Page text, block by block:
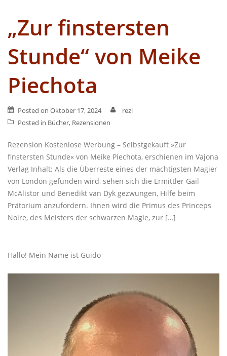
„Zur finstersten
Stunde“ von Meike
Piechota
Posted on Oktober 17, 2024
rezi
Posted in Bücher, Rezensionen
Rezension Kostenlose Werbung – Selbstgekauft »Zur
finstersten Stunde« von Meike Piechota, erschienen im Vajona
Verlag Inhalt: Als die Überreste eines der mächtigsten Magier
von London gefunden wird, sehen sich die Ermittler Gail
McAlistor und Benedikt van Dyk gezwungen, Hilfe beim
Prätorium anzufordern. Ihnen wird die Primus des Princeps
Noire, des Meisters der schwarzen Magie, zur […]
Hallo! Mein Name ist Guido